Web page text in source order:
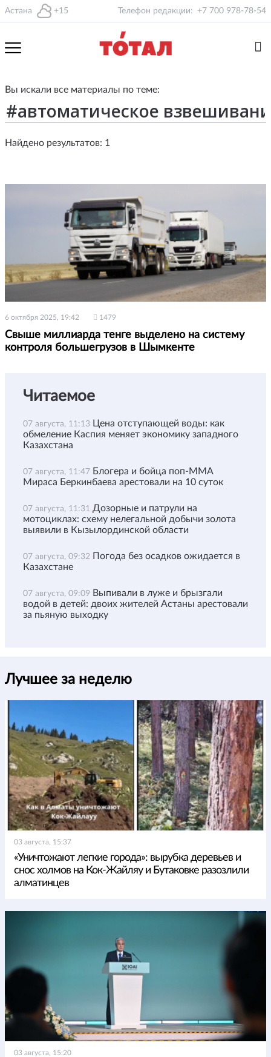
Астана +15 Телефон редакции: +7 700 978-78-54
Вы искали все материалы по теме:
Найдено результатов: 1
6 октября 2025, 19:42 1479
Свыше миллиарда тенге выделено на систему
контроля большегрузов в Шымкенте
Читаемое
07 августа, 11:13 Цена отступающей воды: как
обмеление Каспия меняет экономику западного
Казахстана
07 августа, 11:47 Блогера и бойца поп-ММА
Мираса Беркинбаева арестовали на 10 суток
07 августа, 11:31 Дозорные и патрули на
мотоциклах: схему нелегальной добычи золота
выявили в Кызылординской области
07 августа, 09:32 Погода без осадков ожидается в
Казахстане
07 августа, 09:09 Выпивали в луже и брызгали
водой в детей: двоих жителей Астаны арестовали
за пьяную выходку
Лучшее за неделю
03 августа, 15:37
«Уничтожают легкие города»: вырубка деревьев и
снос холмов на Кок-Жайляу и Бутаковке разозлили
алматинцев
03 августа, 15:20